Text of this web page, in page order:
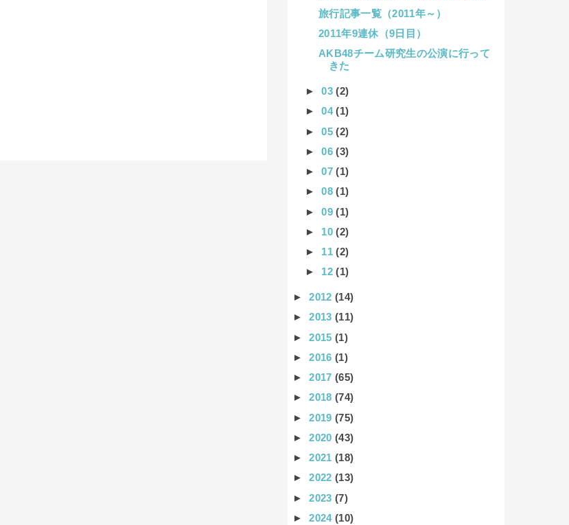
旅行記事一覧（2011年～）
2011年9連休（9日目）
AKB48チーム研究生の公演に行って
きた
►03(2)
►04(1)
►05(2)
►06(3)
►07(1)
►08(1)
►09(1)
► 10(2)
► 11(2)
► 12(1)
►2012(14)
►2013(11)
►2015(1)
►2016(1)
►2017(65)
►2018(74)
►2019(75)
►2020(43)
►2021(18)
►2022(13)
►2023(7)
►2024(10)